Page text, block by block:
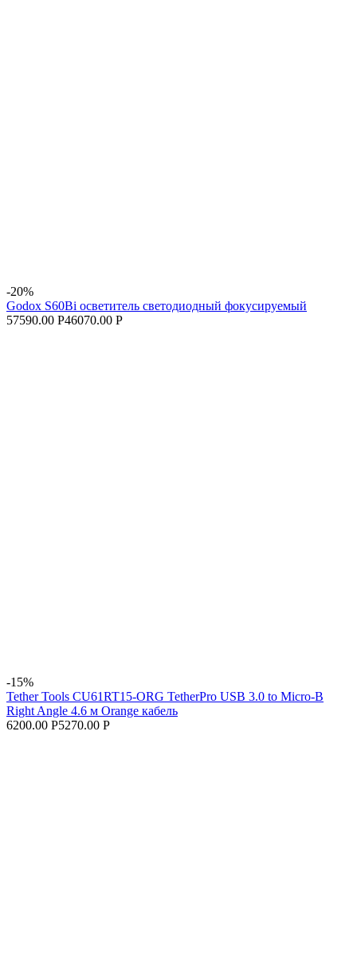
-20%
Godox S60Bi осветитель светодиодный фокусируемый
57590.00 Р46070.00 Р
-15%
Tether Tools CU61RT15-ORG TetherPro USB 3.0 to Micro-B
Right Angle 4.6 м Orange кабель
6200.00 Р5270.00 Р